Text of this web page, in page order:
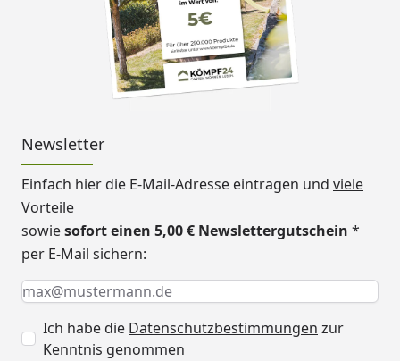
Newsletter
Einfach hier die E-Mail-Adresse eintragen und viele
Vorteile
sowiesofort einen 5,00 € Newslettergutschein *
per E-Mail sichern:
Keine Eingabe erforderlich
Eingabe erforderlich
E-Mail *
Ich habe die Datenschutzbestimmungen zur
Kenntnis genommen